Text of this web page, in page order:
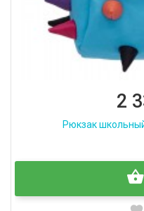
2
Рюкзак